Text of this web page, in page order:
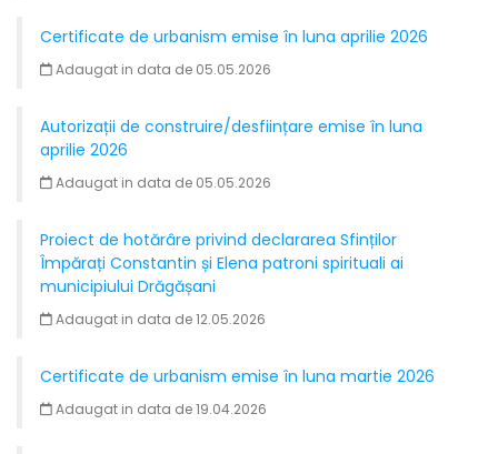
Certificate de urbanism emise în luna aprilie 2026
Adaugat in data de 05.05.2026
Autorizații de construire/desființare emise în luna
aprilie 2026
Adaugat in data de 05.05.2026
Proiect de hotărâre privind declararea Sfinților
Împărați Constantin și Elena patroni spirituali ai
municipiului Drăgășani
Adaugat in data de 12.05.2026
Certificate de urbanism emise în luna martie 2026
Adaugat in data de 19.04.2026